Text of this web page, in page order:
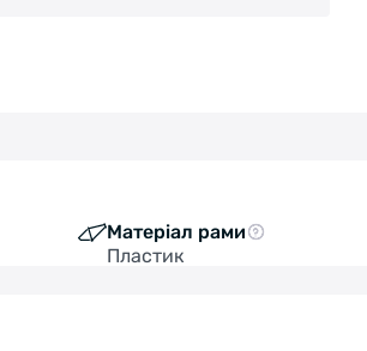
Матеріал рами
Пластик